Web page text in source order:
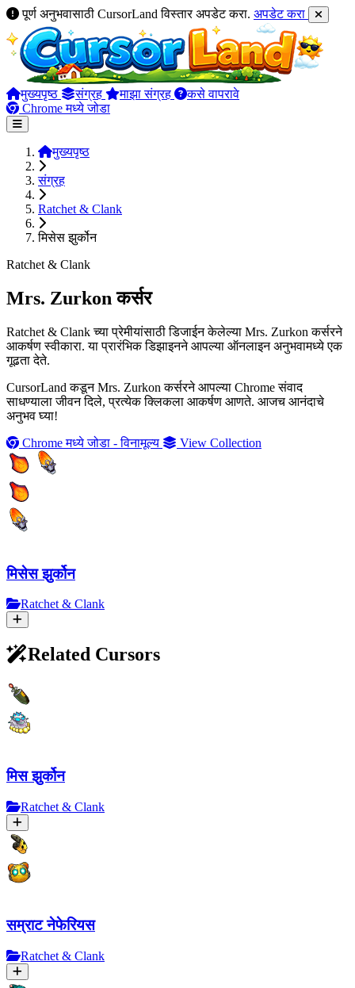
पूर्ण अनुभवासाठी CursorLand विस्तार अपडेट करा. अपडेट करा
मुख्यपृष्ठ संग्रह माझा संग्रह
कसे वापरावे
Chrome मध्ये जोडा
मुख्यपृष्ठ
संग्रह
Ratchet & Clank
मिसेस झुर्कोन
Ratchet & Clank
Mrs. Zurkon कर्सर
Ratchet & Clank च्या प्रेमीयांसाठी डिजाईन केलेल्या Mrs. Zurkon कर्सरने
आकर्षण स्वीकारा. या प्रारंभिक डिझाइनने आपल्या ऑनलाइन अनुभवामध्ये एक
गूढता देते.
CursorLand कडून Mrs. Zurkon कर्सरने आपल्या Chrome संवाद
साधण्याला जीवन दिले, प्रत्येक क्लिकला आकर्षण आणते. आजच आनंदाचे
अनुभव घ्या!
Chrome मध्ये जोडा - विनामूल्य
View Collection
मिसेस झुर्कोन
Ratchet & Clank
Related Cursors
मिस झुर्कोन
Ratchet & Clank
सम्राट नेफेरियस
Ratchet & Clank